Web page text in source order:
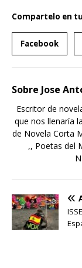
Compartelo en
Facebook
Sobre Jose
Escritor de
que nos llenaría
de Novela Corta
,, Poetas del